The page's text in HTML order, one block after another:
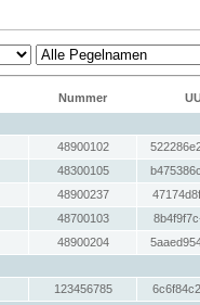
Nummer
48900102
48300105
48900237
48700103
48900204
123456785